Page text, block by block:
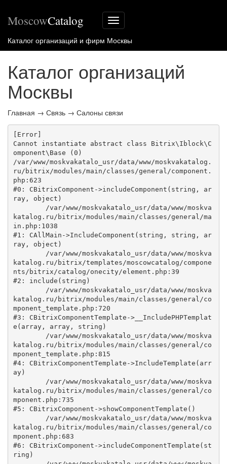
Меню
сайта
MoscowCatalog
Каталог организаций и фирм Москвы
Каталог организаций
Москвы
Главная → Связь → Салоны связи
[Error]
Cannot instantiate abstract class Bitrix\Iblock\C
omponent\Base (0)
/var/www/moskvakatalo_usr/data/www/moskvakatalog.
ru/bitrix/modules/main/classes/general/component.
php:623
#0: CBitrixComponent->includeComponent(string, ar
ray, object)
katalog.ru/bitrix/modules/main/classes/general/ma
in.php:1038
#1: CAllMain->IncludeComponent(string, string, ar
ray, object)
katalog.ru/bitrix/templates/moscowcatalog/compone
nts/bitrix/catalog/onecity/element.php:39
#2: include(string)
katalog.ru/bitrix/modules/main/classes/general/co
mponent_template.php:720
#3: CBitrixComponentTemplate->__IncludePHPTemplat
e(array, array, string)
katalog.ru/bitrix/modules/main/classes/general/co
mponent_template.php:815
#4: CBitrixComponentTemplate->IncludeTemplate(arr
ay)
katalog.ru/bitrix/modules/main/classes/general/co
mponent.php:735
#5: CBitrixComponent->showComponentTemplate()
katalog.ru/bitrix/modules/main/classes/general/co
mponent.php:683
#6: CBitrixComponent->includeComponentTemplate(st
ring)